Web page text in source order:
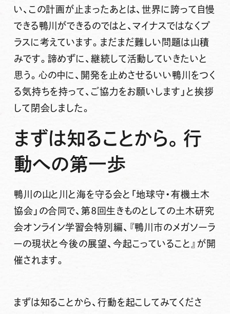
い、この計画が止まったあとは、世界に誇って自慢
できる鴨川ができるのではと、マイナスではなくプ
ラスに考えています。まだまだ難しい問題は山積
みです。諦めずに、継続して活動していきたいと
思う。心の中に、開発を止めさせるいい鴨川をつく
る気持ちを持って、ご協力をお願いします」と挨拶
して閉会しました。
まずは知ることから。行
動への第一歩
鴨川の山と川と海を守る会と「地球守・有機土木
協会」の合同で、第8回生きものとしての土木研究
会オンライン学習会特別編、『鴨川市のメガソーラ
ーの現状と今後の展望、今起こっていること』が開
催されます。
まずは知ることから、行動を起こしてみてくださ